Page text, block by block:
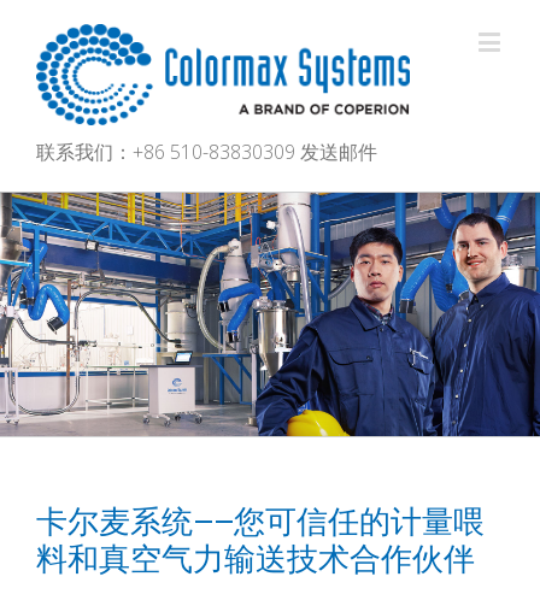
联系我们：+86 510-83830309 发送邮件
卡尔麦系统——您可信任的计量喂
料和真空气力输送技术合作伙伴